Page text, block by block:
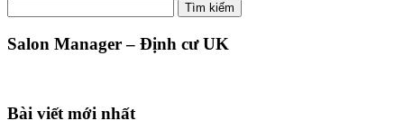
kiếm:
Tìm kiếm
Salon Manager – Định cư UK
Bài viết mới nhất